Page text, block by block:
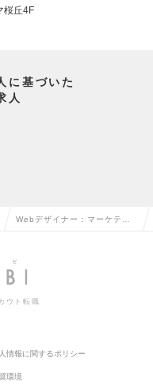
桜丘4F
に基づいた
人
Webデザイナー：マーケティ
補）の求人情報
ウト転職
情報に関するポリシー
環境